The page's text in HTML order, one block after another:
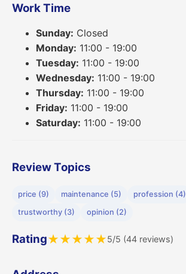
Work Time
Sunday: Closed
Monday: 11:00 - 19:00
Tuesday: 11:00 - 19:00
Wednesday: 11:00 - 19:00
Thursday: 11:00 - 19:00
Friday: 11:00 - 19:00
Saturday: 11:00 - 19:00
Review Topics
price (9) maintenance (5)
profession (4)
trustworthy (3)
opinion (2)
Rating★★★★★5/5 (44 reviews)